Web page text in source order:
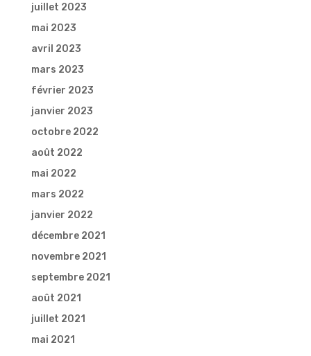
juillet 2023
mai 2023
avril 2023
mars 2023
février 2023
janvier 2023
octobre 2022
août 2022
mai 2022
mars 2022
janvier 2022
décembre 2021
novembre 2021
septembre 2021
août 2021
juillet 2021
mai 2021